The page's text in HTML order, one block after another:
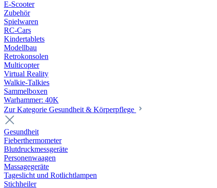
E-Scooter
Zubehör
Spielwaren
RC-Cars
Kindertablets
Modellbau
Retrokonsolen
Multicopter
Virtual Reality
Walkie-Talkies
Sammelboxen
Warhammer: 40K
Zur Kategorie Gesundheit & Körperpflege
Gesundheit
Fieberthermometer
Blutdruckmessgeräte
Personenwaagen
Massagegeräte
Tageslicht und Rotlichtlampen
Stichheiler